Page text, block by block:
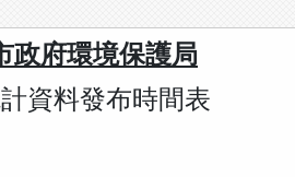
政府環境保護局
資料發布時間表